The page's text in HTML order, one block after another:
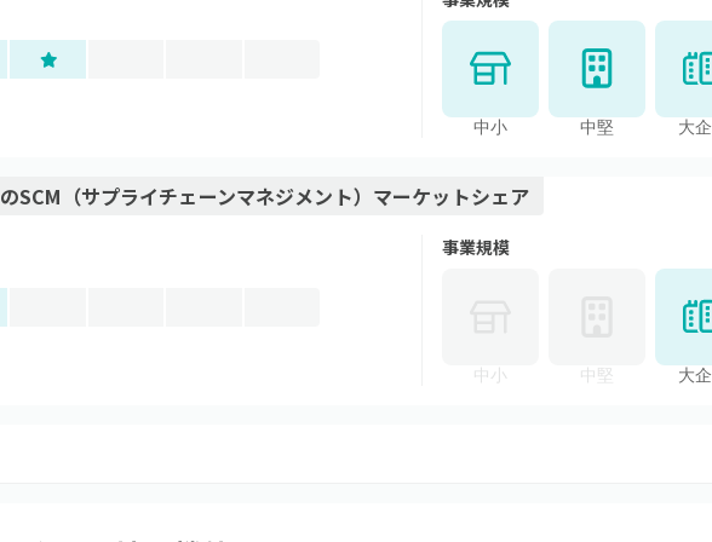
中小 中堅 大
のSCM（サプライチェーンマネジメント） マーケットシェア
事業規模
中小 中堅 大